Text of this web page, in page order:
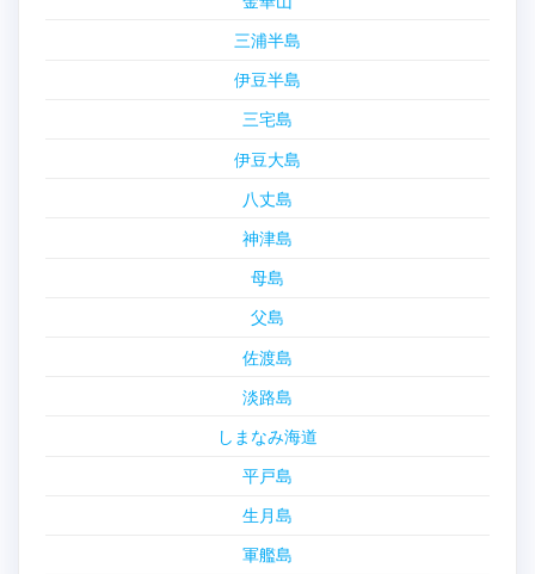
三浦半島
伊豆半島
三宅島
伊豆大島
八丈島
神津島
母島
父島
佐渡島
淡路島
しまなみ海道
平戸島
生月島
軍艦島